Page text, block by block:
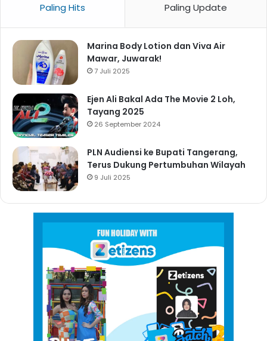
Paling Hits Paling Update
Marina Body Lotion dan Viva Air
Mawar, Juwarak!
7 Juli 2025
Ejen Ali Bakal Ada The Movie 2 Loh,
Tayang 2025
26 September 2024
PLN Audiensi ke Bupati Tangerang,
Terus Dukung Pertumbuhan Wilayah
9 Juli 2025